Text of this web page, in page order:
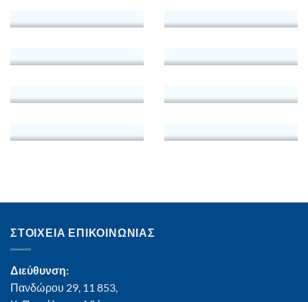
ΣΤΟΙΧΕΙΑ ΕΠΙΚΟΙΝΩΝΙΑΣ
Διεύθυνση:
Πανδώρου 29, 11 853,